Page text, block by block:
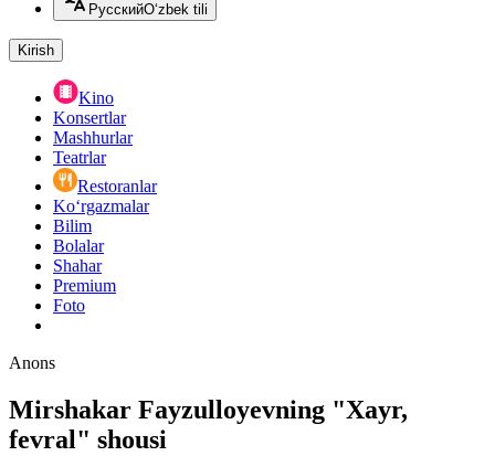
РусскийO‘zbek tili
Kirish
Kino
Konsertlar
Mashhurlar
Teatrlar
Restoranlar
Ko‘rgazmalar
Bilim
Bolalar
Shahar
Premium
Foto
Anons
Mirshakar Fayzulloyevning "Xayr,
fevral" shousi